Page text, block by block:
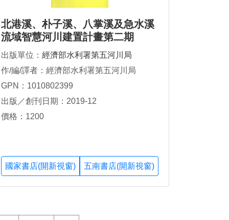
北港溪、朴子溪、八掌溪及急水溪
流域智慧河川建置計畫第二期
出版單位： 經濟部水利署第五河川局
作/編/譯者：經濟部水利署第五河川局
GPN：1010802399
出版／創刊日期：2019-12
價格：1200
國家書店(開新視窗) 五南書店(開新視窗)